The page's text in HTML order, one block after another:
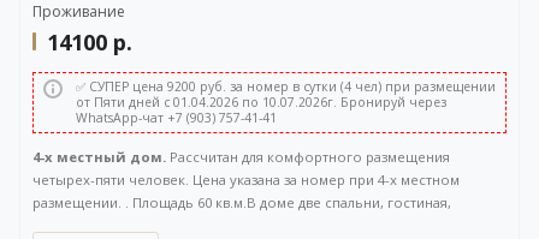
Проживание
14100 р.
✅ СУПЕР цена 9200 руб. за номер в сутки (4 чел) при размещении
от Пяти дней с 01.04.2026 по 10.07.2026г. Бронируй через
WhatsApp-чат +7 (903) 757-41-41
4-х местный дом. Рассчитан для комфортного размещения
четырех-пяти человек. Цена указана за номер при 4-х местном
размещении. . Площадь 60 кв.м.В доме две спальни, гостиная,